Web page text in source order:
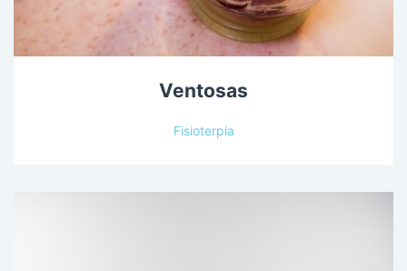
Ventosas
Fisioterpia